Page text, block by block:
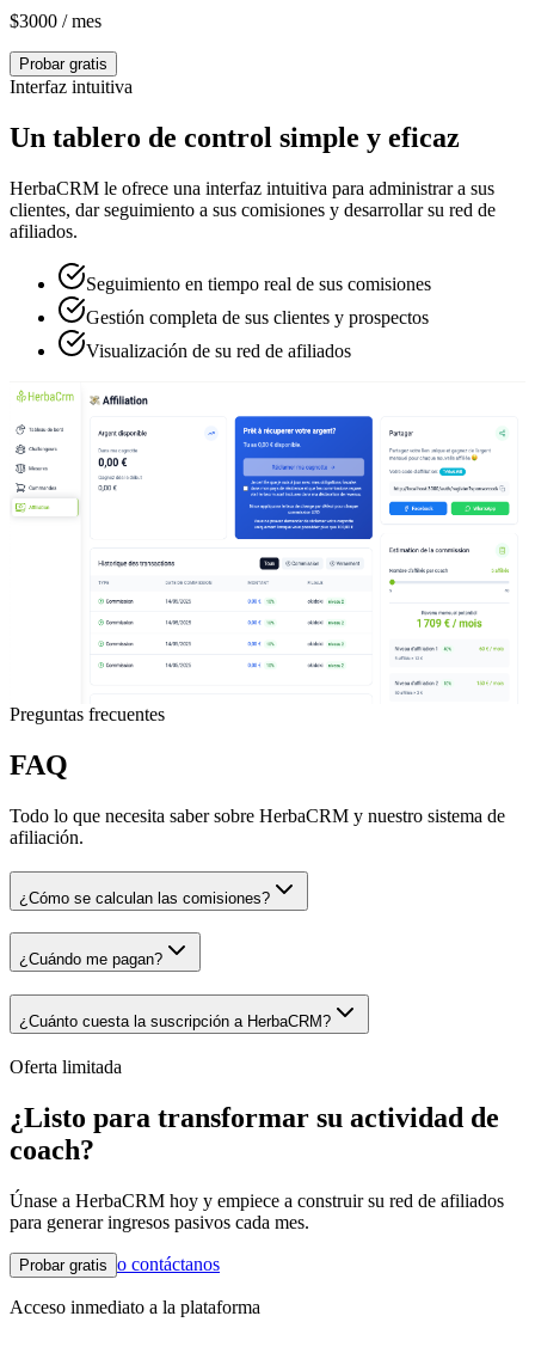
$3000 / mes
Probar gratis
Interfaz intuitiva
Un tablero de control simple y eficaz
HerbaCRM le ofrece una interfaz intuitiva para administrar a sus
clientes, dar seguimiento a sus comisiones y desarrollar su red de
afiliados.
Seguimiento en tiempo real de sus comisiones
Gestión completa de sus clientes y prospectos
Visualización de su red de afiliados
Preguntas frecuentes
FAQ
Todo lo que necesita saber sobre HerbaCRM y nuestro sistema de
afiliación.
¿Cómo se calculan las comisiones?
¿Cuándo me pagan?
¿Cuánto cuesta la suscripción a HerbaCRM?
Oferta limitada
¿Listo para transformar su actividad de
coach?
Únase a HerbaCRM hoy y empiece a construir su red de afiliados
para generar ingresos pasivos cada mes.
Probar gratis o contáctanos
Acceso inmediato a la plataforma